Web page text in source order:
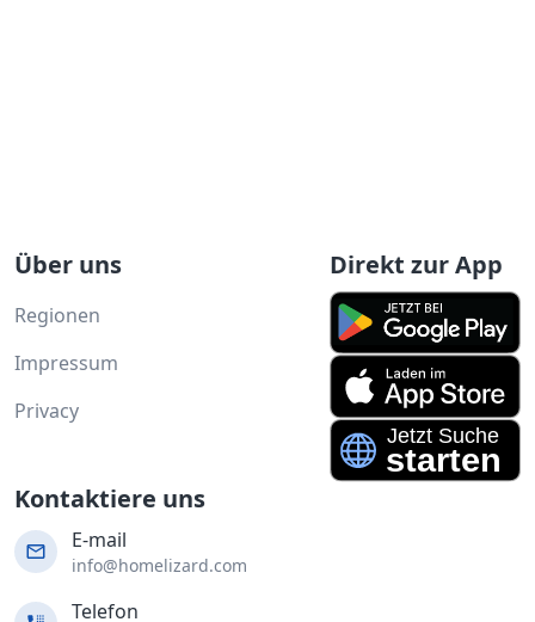
Über uns
Regionen
Impressum
Privacy
Direkt zur App
Kontaktiere uns
E-mail
info@homelizard.com
Telefon